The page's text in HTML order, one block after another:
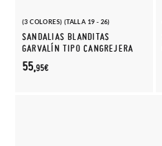
(3 COLORES) (TALLA 19 - 26)
SANDALIAS BLANDITAS
GARVALÍN TIPO CANGREJERA
55,95€